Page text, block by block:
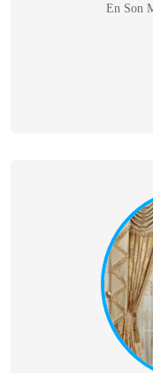
En Son